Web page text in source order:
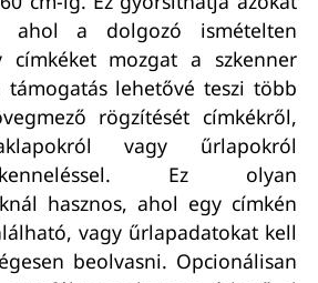
ahol a dolgozó ismételten
címkéket mozgat a szkenner
támogatás lehetővé teszi több
rögzítését címkékről,
vagy űrlapokról
Ez olyan
hasznos, ahol egy címkén
vagy űrlapadatokat kell
beolvasni. Opcionálisan